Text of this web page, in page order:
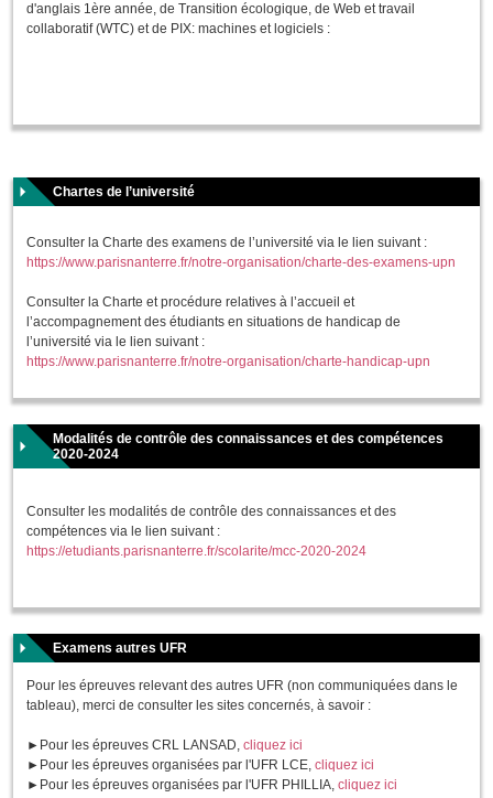
d'anglais 1ère année, de Transition écologique, de Web et travail
collaboratif (WTC) et de PIX: machines et logiciels :
Chartes de l’université
Consulter la Charte des examens de l’université via le lien suivant :
https://www.parisnanterre.fr/notre-organisation/charte-des-examens-upn
Consulter la Charte et procédure relatives à l’accueil et
l’accompagnement des étudiants en situations de handicap de
l’université via le lien suivant :
https://www.parisnanterre.fr/notre-organisation/charte-handicap-upn
Modalités de contrôle des connaissances et des compétences
2020-2024
Consulter les modalités de contrôle des connaissances et des
compétences via le lien suivant :
https://etudiants.parisnanterre.fr/scolarite/mcc-2020-2024
Examens autres UFR
Pour les épreuves relevant des autres UFR (non communiquées dans le
tableau), merci de consulter les sites concernés, à savoir :
►Pour les épreuves CRL LANSAD, cliquez ici
►Pour les épreuves organisées par l'UFR LCE, cliquez ici
►Pour les épreuves organisées par l'UFR PHILLIA, cliquez ici